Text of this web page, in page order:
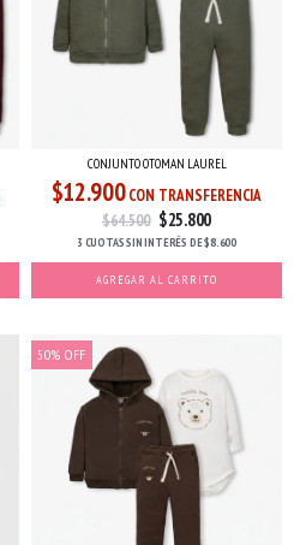
CONJUNTO OTOMAN LAUREL
$12.900 CON TRANSFERENCIA
$64.500 $25.800
3 CUOTASSIN INTERÉS DE$8.600
AGREGAR AL CARRITO
50% OFF